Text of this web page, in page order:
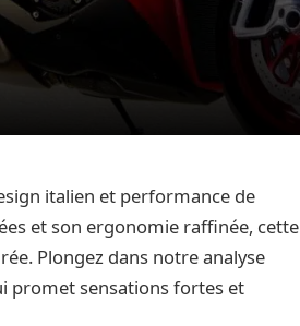
italien et performance de
et son ergonomie raffinée, cette
Plongez dans notre analyse
promet sensations fortes et